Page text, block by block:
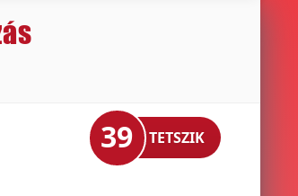
39 TETSZIK